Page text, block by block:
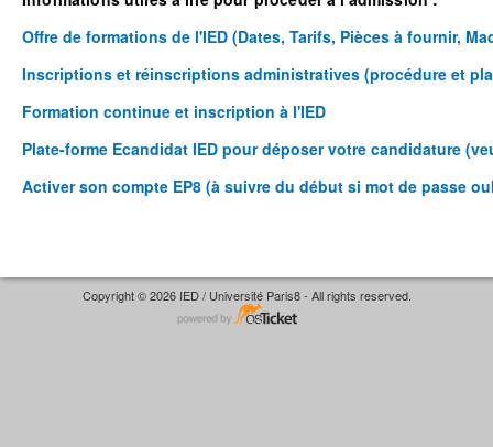
Offre de formations de l'IED (Dates, Tarifs, Pièces à fournir,
Inscriptions et réinscriptions administratives (procédure et
Formation continue et inscription à l'IED
Plate-forme Ecandidat IED pour déposer votre candidature
Activer son compte EP8 (à suivre du début si mot de passe
Copyright © 2026 IED / Université Paris8 - All rights reserved.